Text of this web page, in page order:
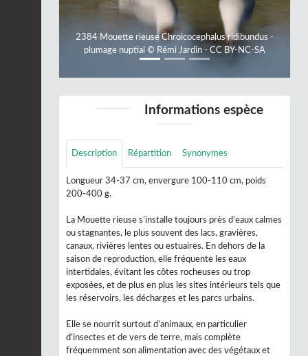
2384 Mouette rieuse Chroicocephalus ridibundus -
plumage nuptial © Rémi Jardin - CC BY-NC-SA
Informations espèce
Description Répartition Synonymes
Longueur 34-37 cm, envergure 100-110 cm, poids
200-400 g.
La Mouette rieuse s’installe toujours près d’eaux calmes
ou stagnantes, le plus souvent des lacs, gravières,
canaux, rivières lentes ou estuaires. En dehors de la
saison de reproduction, elle fréquente les eaux
intertidales, évitant les côtes rocheuses ou trop
exposées, et de plus en plus les sites intérieurs tels que
les réservoirs, les décharges et les parcs urbains.
Elle se nourrit surtout d’animaux, en particulier
d’insectes et de vers de terre, mais complète
fréquemment son alimentation avec des végétaux et